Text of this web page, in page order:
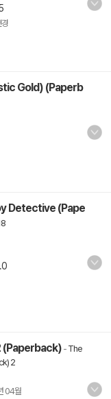
경
Gold) (Paperb
Detective (Pape
(Paperback) - The
2
04월